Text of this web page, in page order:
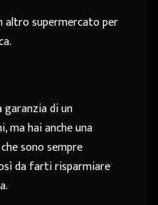
altro supermercato per
garanzia di un
ma hai anche una
sono sempre
da farti risparmiare